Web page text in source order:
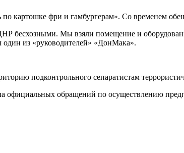
картошке фри и гамбургерам». Со временем
бесхозными. Мы взяли помещение и
из «руководителей» «ДонМака».
подконтрольного сепаратистам
обращений по осуществлению